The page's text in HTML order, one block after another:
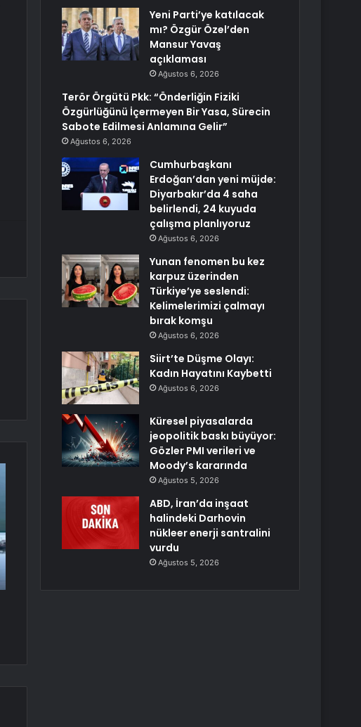
Yeni Parti’ye katılacak
mı? Özgür Özel’den
Mansur Yavaş
açıklaması
Ağustos 6, 2026
Terör Örgütü Pkk: “Önderliğin Fiziki
Özgürlüğünü İçermeyen Bir Yasa, Sürecin
Sabote Edilmesi Anlamına Gelir”
Ağustos 6, 2026
Cumhurbaşkanı
Erdoğan’dan yeni müjde:
Diyarbakır’da 4 saha
belirlendi, 24 kuyuda
çalışma planlıyoruz
Ağustos 6, 2026
Yunan fenomen bu kez
karpuz üzerinden
Türkiye’ye seslendi:
Kelimelerimizi çalmayı
bırak komşu
Ağustos 6, 2026
Siirt’te Düşme Olayı:
Kadın Hayatını Kaybetti
Ağustos 6, 2026
Küresel piyasalarda
jeopolitik baskı büyüyor:
Gözler PMI verileri ve
Moody’s kararında
Ağustos 5, 2026
ABD, İran’da inşaat
halindeki Darhovin
nükleer enerji santralini
vurdu
Ağustos 5, 2026